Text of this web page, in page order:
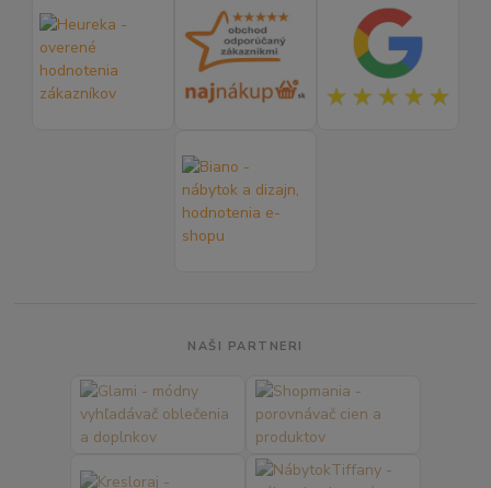
NAŠI PARTNERI